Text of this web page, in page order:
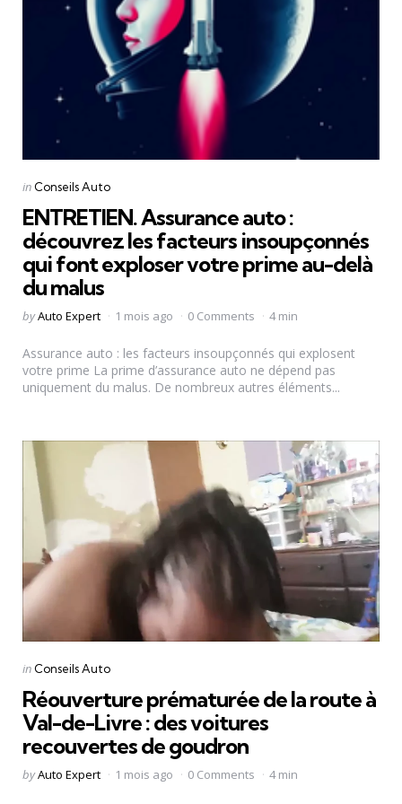
Categories
Posted
in Conseils Auto
ENTRETIEN. Assurance auto :
découvrez les facteurs insoupçonnés
qui font exploser votre prime au-delà
du malus
Posted
byAuto Expert 1 mois ago 0 Comments 4 min
Assurance auto : les facteurs insoupçonnés qui explosent
votre prime La prime d’assurance auto ne dépend pas
uniquement du malus. De nombreux autres éléments...
Categories
Posted
in Conseils Auto
Réouverture prématurée de la route à
Val-de-Livre : des voitures
recouvertes de goudron
Posted
byAuto Expert 1 mois ago 0 Comments 4 min